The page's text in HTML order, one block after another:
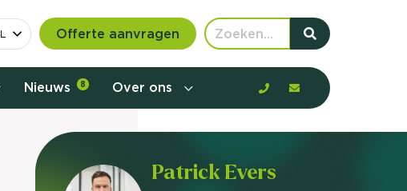
Offerte aanvragen
Nieuws 8 Over ons
Patrick Evers